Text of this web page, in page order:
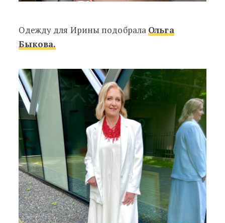
Одежду для Ирины подобрала Ольга
Быкова.